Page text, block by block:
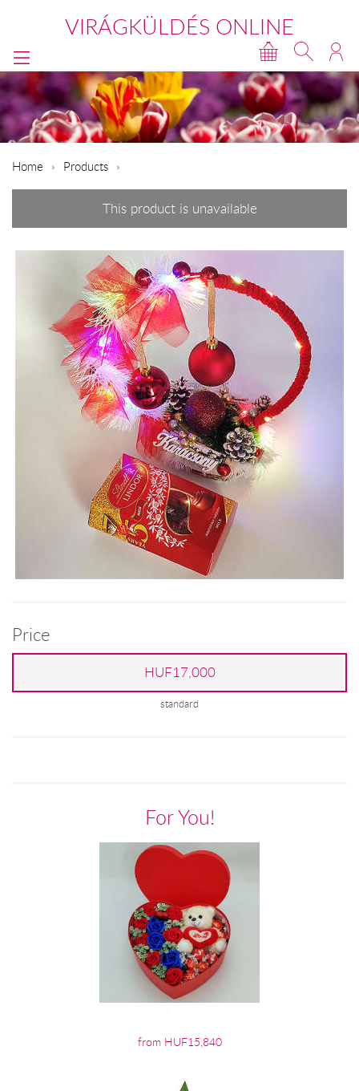
VIRÁGKÜLDÉS ONLINE
Home Products
This product is unavailable
Price
HUF17,000
standard
For You!
from HUF15,840